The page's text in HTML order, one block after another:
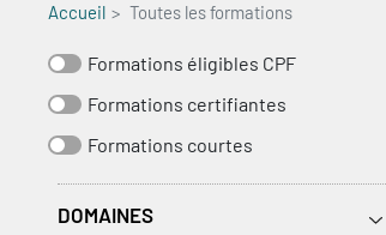
Accueil Toutes les formations
Formations éligibles CPF
Formations certifiantes
Formations courtes
DOMAINES